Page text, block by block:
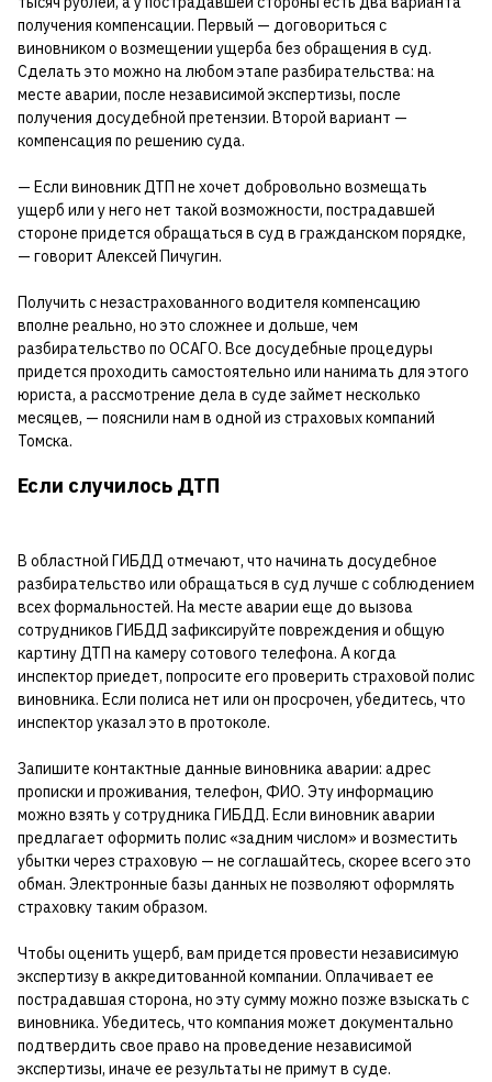
получения компенсации. Первый — договориться с
виновником о возмещении ущерба без обращения в суд.
Сделать это можно на любом этапе разбирательства: на
месте аварии, после независимой экспертизы, после
получения досудебной претензии. Второй вариант —
компенсация по решению суда.
— Если виновник ДТП не хочет добровольно возмещать
ущерб или у него нет такой возможности, пострадавшей
стороне придется обращаться в суд в гражданском порядке,
— говорит Алексей Пичугин.
Получить с незастрахованного водителя компенсацию
вполне реально, но это сложнее и дольше, чем
разбирательство по ОСАГО. Все досудебные процедуры
придется проходить самостоятельно или нанимать для этого
юриста, а рассмотрение дела в суде займет несколько
месяцев, — пояснили нам в одной из страховых компаний
Томска.
Если случилось ДТП
В областной ГИБДД отмечают, что начинать досудебное
разбирательство или обращаться в суд лучше с соблюдением
всех формальностей. На месте аварии еще до вызова
сотрудников ГИБДД зафиксируйте повреждения и общую
картину ДТП на камеру сотового телефона. А когда
инспектор приедет, попросите его проверить страховой полис
виновника. Если полиса нет или он просрочен, убедитесь, что
инспектор указал это в протоколе.
Запишите контактные данные виновника аварии: адрес
прописки и проживания, телефон, ФИО. Эту информацию
можно взять у сотрудника ГИБДД. Если виновник аварии
предлагает оформить полис «задним числом» и возместить
убытки через страховую — не соглашайтесь, скорее всего это
обман. Электронные базы данных не позволяют оформлять
страховку таким образом.
Чтобы оценить ущерб, вам придется провести независимую
экспертизу в аккредитованной компании. Оплачивает ее
пострадавшая сторона, но эту сумму можно позже взыскать с
виновника. Убедитесь, что компания может документально
подтвердить свое право на проведение независимой
экспертизы, иначе ее результаты не примут в суде.